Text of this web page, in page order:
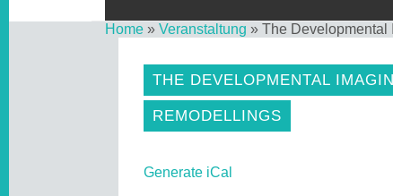
Home » Veranstaltung » The Developmental
THE DEVELOPMENTAL
REMODELLINGS
Generate iCal